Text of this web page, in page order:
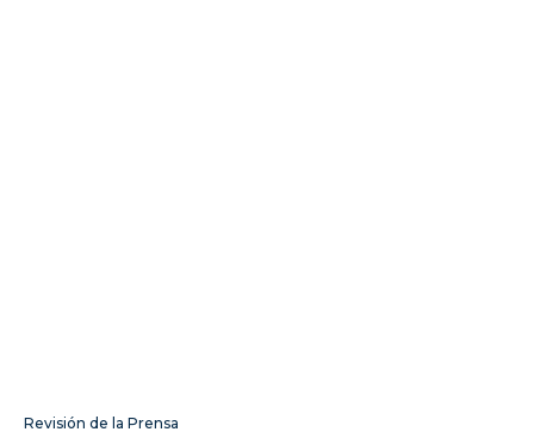
Revisión de la Prensa